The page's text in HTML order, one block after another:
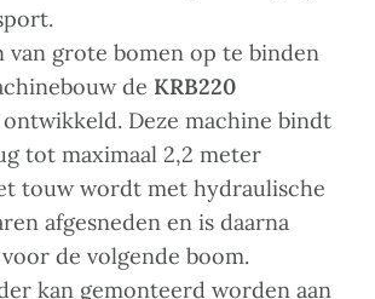
van grote bomen op te binden
de KRB220
ontwikkeld. Deze machine bindt
tot maximaal 2,2 meter
touw wordt met hydraulische
afgesneden en is daarna
de volgende boom.
kan gemonteerd worden aan